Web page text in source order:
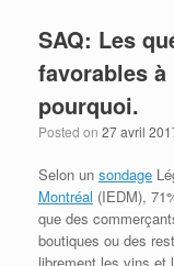
SAQ: Les
favorables
pourquoi.
Posted on 27 avril
Selon un sondage
Montréal (IEDM),
que des
boutiques ou des
librement les vins et